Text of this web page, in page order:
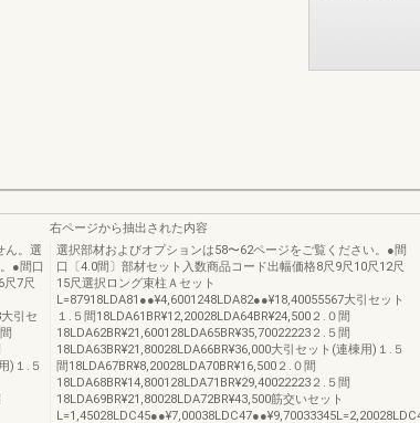
ん。選
●間口
尺7尺
引セ
)１.５
右ページから抽出された内容
選択部材およびオプションは58〜62ページをご覧ください。●間
口〔4.0間〕部材セット入数商品コード出幅価格8尺9尺10尺12尺
15尺選択ロング束柱Ａセット
L=87918LDA81●●¥4,6001248LDA82●●¥18,40055567大引セット
１.５間18LDA61BR¥12,20028LDA64BR¥24,500２.０間
18LDA62BR¥21,600128LDA65BR¥35,70022223２.５間
18LDA63BR¥21,80028LDA66BR¥36,000大引セット(連棟用)１.５
間18LDA67BR¥8,20028LDA70BR¥16,500２.０間
18LDA68BR¥14,800128LDA71BR¥29,40022223２.５間
18LDA69BR¥21,80028LDA72BR¥43,500筋交いセット